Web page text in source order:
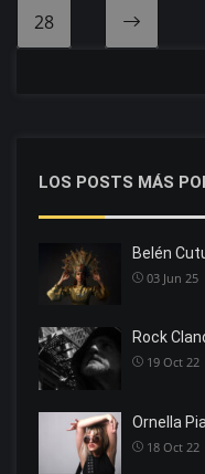
28
LOS POSTS MÁS
Belén
03 Jun 25
Rock
19 Oct 22
Ornella
18 Oct 22